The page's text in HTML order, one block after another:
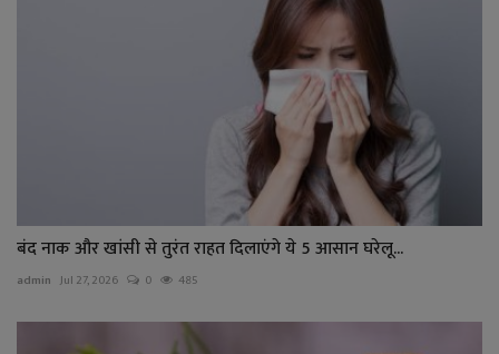
बंद नाक और खांसी से तुरंत राहत दिलाएंगे ये 5 आसान घरेलू...
admin Jul 27, 2026 0 485